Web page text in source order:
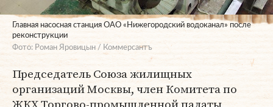
Главная насосная станция ОАО «Нижегородский водоканал» после
реконструкции
Фото: Роман Яровицын / Коммерсантъ
Председатель Союза жилищных
организаций Москвы, член Комитета по